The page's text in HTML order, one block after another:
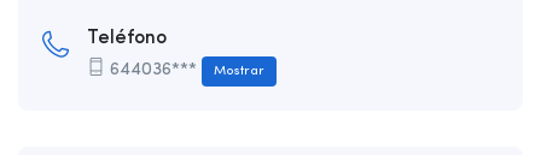
Teléfono
644036*** Mostrar